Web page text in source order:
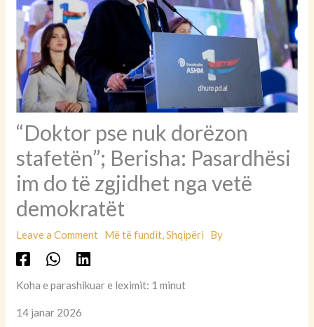
“Doktor pse nuk dorëzon
stafetën”; Berisha: Pasardhësi
im do të zgjidhet nga vetë
demokratët
Leave a Comment Më të fundit,Shqipëri By
Koha e parashikuar e leximit: 1 minut
14 janar 2026